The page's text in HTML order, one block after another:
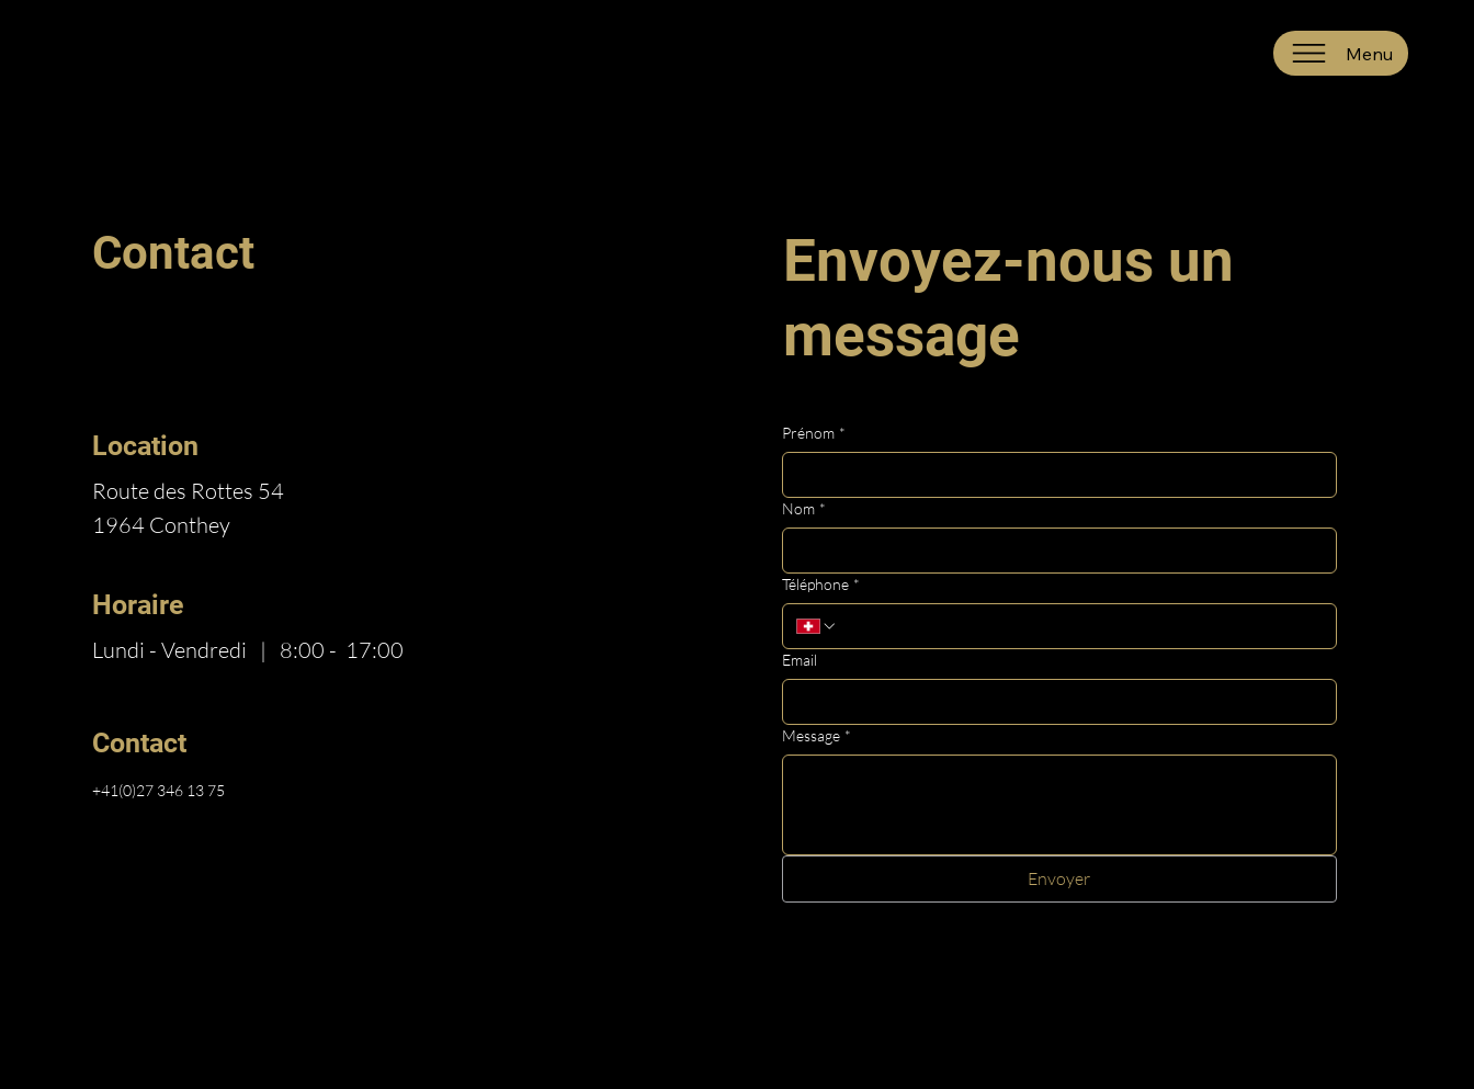
Menu
Contact
Envoyez-nous un
message
Location
Route des Rottes 54
1964 Conthey
Horaire
Lundi - Vendredi | 8:00 - 17:00
Contact
+41(0)27 346 13 75
Prénom *
Nom *
Téléphone *
Email
Message *
Envoyer